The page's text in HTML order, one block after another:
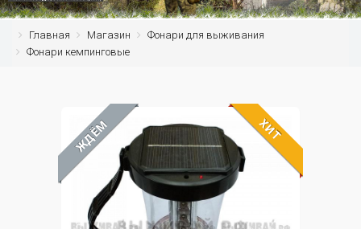
Главная Магазин
Фонари для выживания
Фонари кемпинговые
ЖДЁМ ХИТ